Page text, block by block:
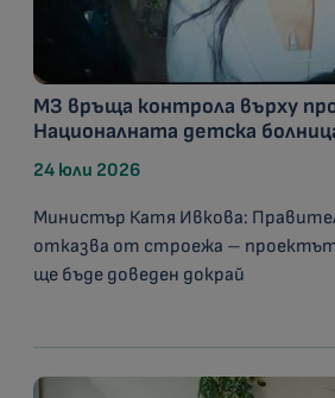
МЗ връща контрола върху
Националната детска
24 юли 2026
Министър Катя Ивкова:
отказва от строежа –
ще бъде доведен докрай